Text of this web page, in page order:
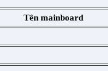
Tên mainboard